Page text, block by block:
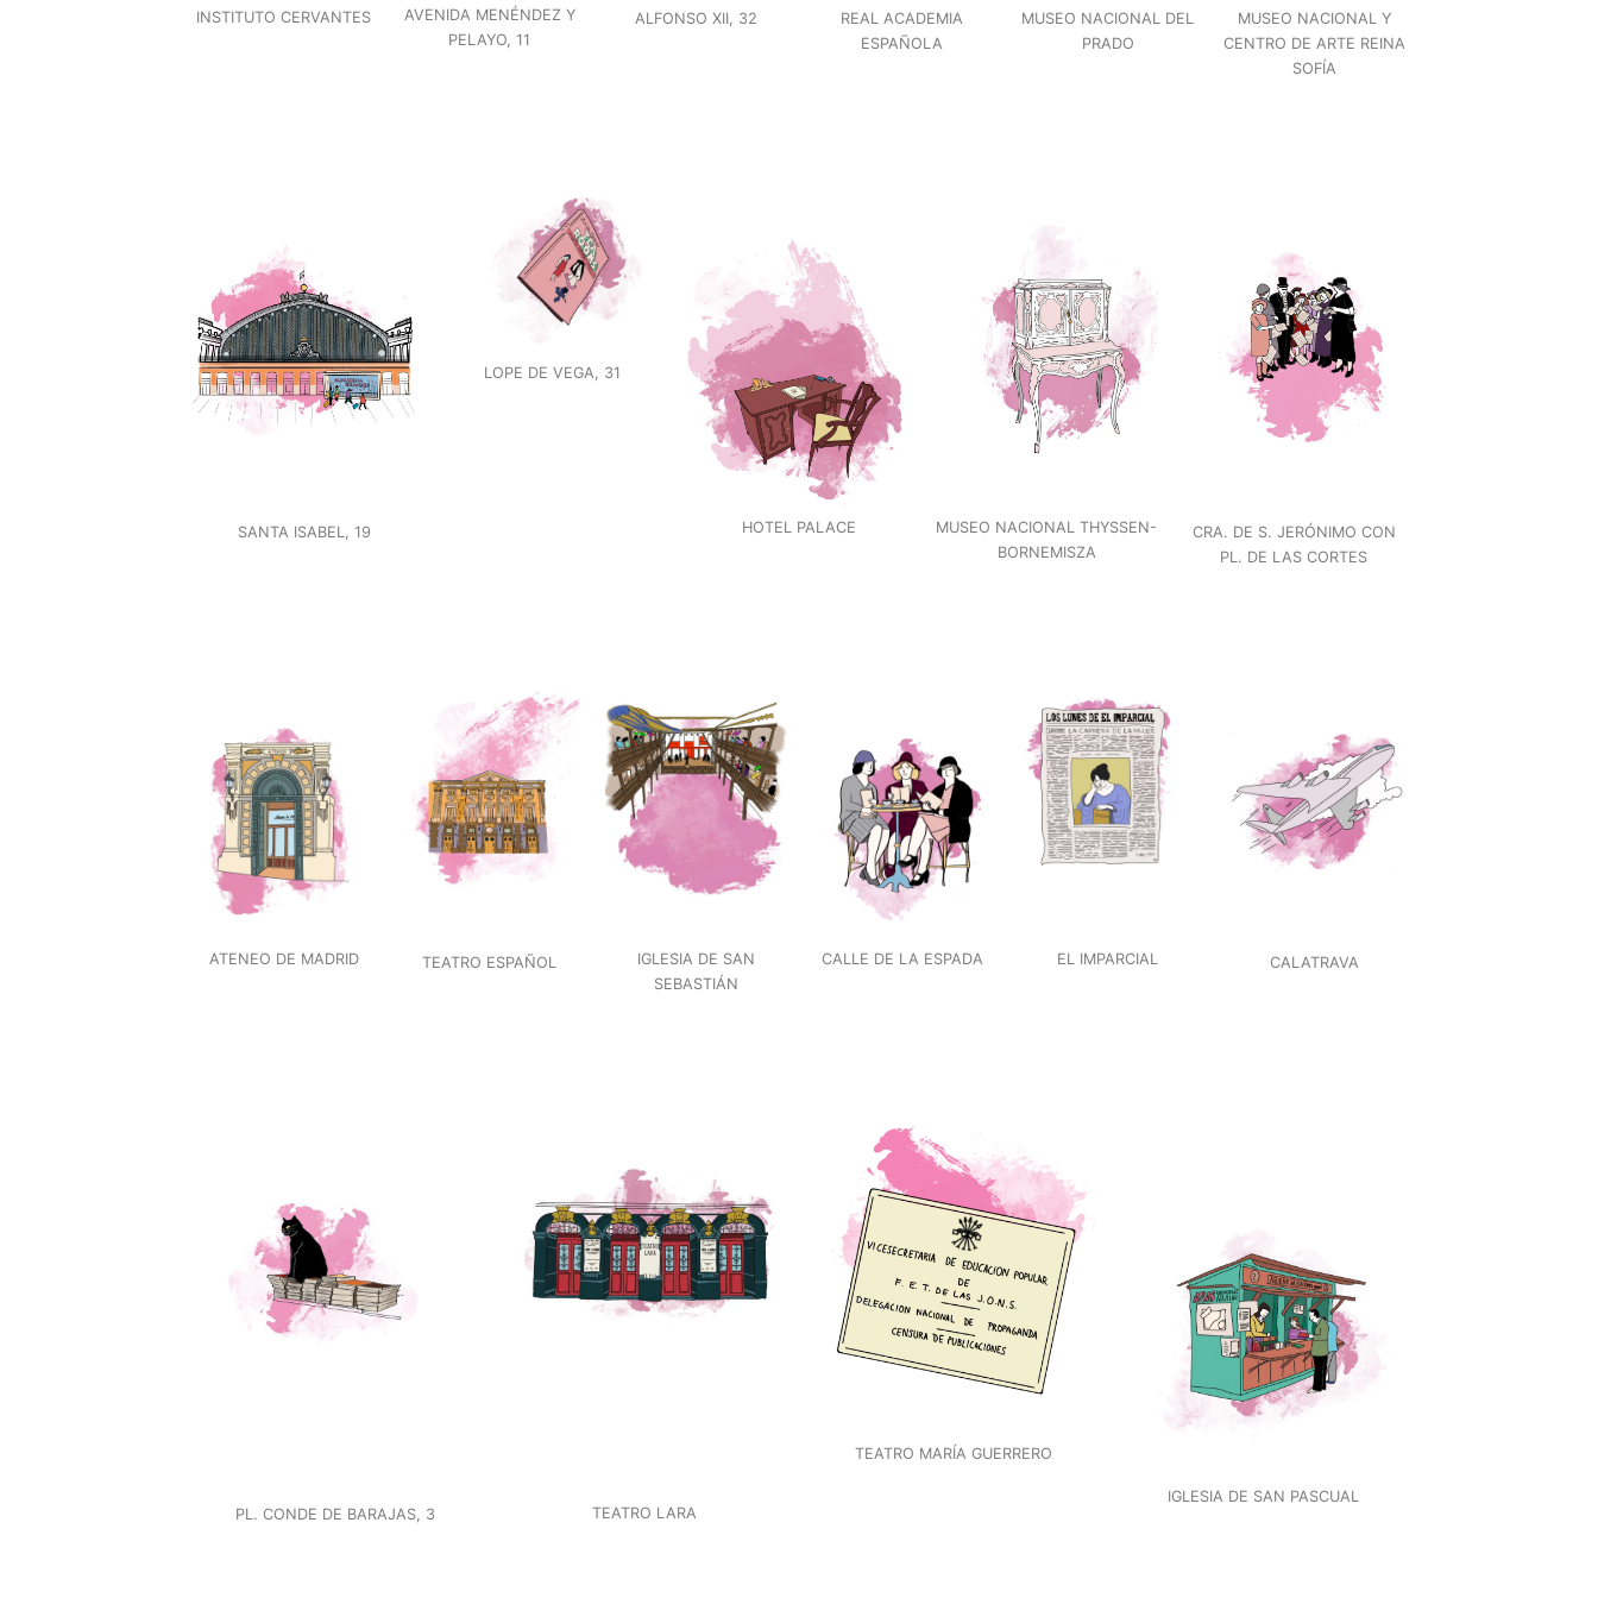
INSTITUTO CERVANTES
AVENIDA MENÉNDEZ Y
PELAYO, 11
ALFONSO XII, 32
REAL ACADEMIA
ESPAÑOLA
MUSEO NACIONAL DEL
PRADO
MUSEO NACIONAL Y
CENTRO DE ARTE REINA
SOFÍA
SANTA ISABEL, 19
LOPE DE VEGA, 31
HOTEL PALACE
MUSEO NACIONAL THYSSEN-
BORNEMISZA
CRA. DE S. JERÓNIMO CON
PL. DE LAS CORTES
ATENEO DE MADRID TEATRO ESPAÑOL
IGLESIA DE SAN
SEBASTIÁN
CALLE DE LA ESPADA EL IMPARCIAL CALATRAVA
PL. CONDE DE BARAJAS, 3 TEATRO LARA
TEATRO MARÍA GUERRERO
IGLESIA DE SAN PASCUAL